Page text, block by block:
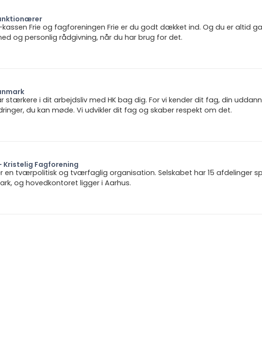
kassen Frie og fagforeningen Frie er du godt dækket ind. Og du er altid
og personlig rådgivning, når du har brug for det.
stærkere i dit arbejdsliv med HK bag dig. For vi kender dit fag, din
du kan møde. Vi udvikler dit fag og skaber respekt om det.
Kristelig Fagforening
en tværpolitisk og tværfaglig organisation. Selskabet har 15 afdelinger
og hovedkontoret ligger i Aarhus.